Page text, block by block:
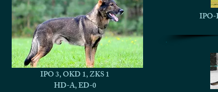
IPO 3, OKD 1, ZKS 1
HD-A, ED-0